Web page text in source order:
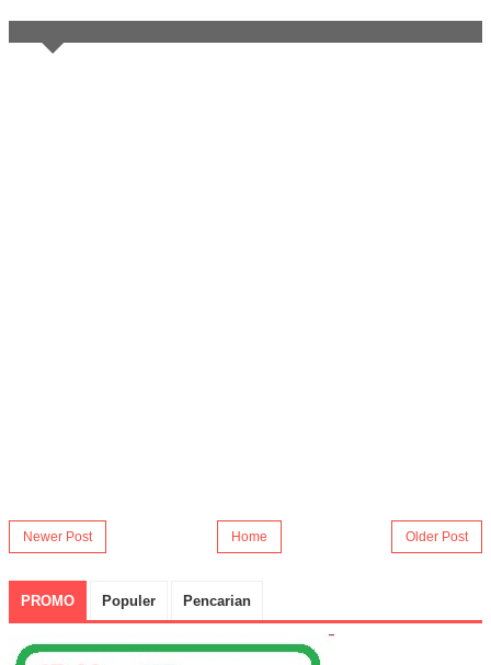
Newer Post Older Post
Home
PROMO Populer Pencarian